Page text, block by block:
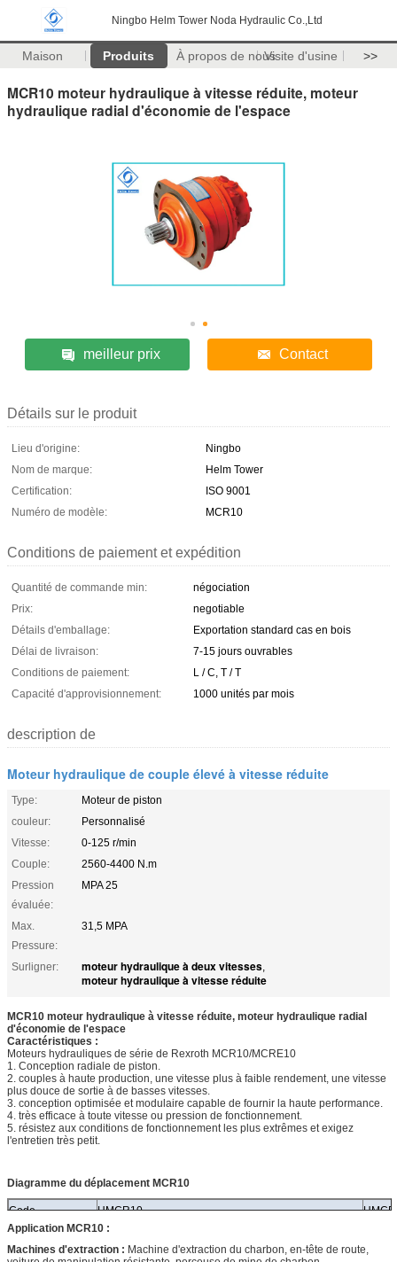
Ningbo Helm Tower Noda Hydraulic Co.,Ltd
Maison Produits À propos de nousVisite d'usine >>
MCR10 moteur hydraulique à vitesse réduite, moteur
hydraulique radial d'économie de l'espace
meilleur prix Contact
Détails sur le produit
Lieu d'origine:
Ningbo
Nom de marque:
Helm Tower
Certification:
ISO 9001
Numéro de modèle:
MCR10
Conditions de paiement et expédition
Quantité de commande min:
négociation
Prix:
negotiable
Détails d'emballage:
Exportation standard cas en bois
Délai de livraison:
7-15 jours ouvrables
Conditions de paiement:
L / C, T / T
Capacité d'approvisionnement:
1000 unités par mois
description de
Moteur hydraulique de couple élevé à vitesse réduite
Type:
Moteur de piston
couleur:
Personnalisé
Vitesse:
0-125 r/min
Couple:
2560-4400 N.m
Pression
évaluée:
MPA 25
Max.
Pressure:
31,5 MPA
Surligner: moteur hydraulique à deux vitesses,
moteur hydraulique à vitesse réduite
MCR10 moteur hydraulique à vitesse réduite, moteur hydraulique radial
d'économie de l'espace
Caractéristiques :
Moteurs hydrauliques de série de Rexroth MCR10/MCRE10
1. Conception radiale de piston.
2. couples à haute production, une vitesse plus à faible rendement, une vitesse
plus douce de sortie à de basses vitesses.
3. conception optimisée et modulaire capable de fournir la haute performance.
4. très efficace à toute vitesse ou pression de fonctionnement.
5. résistez aux conditions de fonctionnement les plus extrêmes et exigez
l'entretien très petit.
Diagramme du déplacement MCR10
Code HMCR10
Groupe de
déplacement
0
Application MCR10 :
Machines d'extraction : Machine d'extraction du charbon, en-tête de route,